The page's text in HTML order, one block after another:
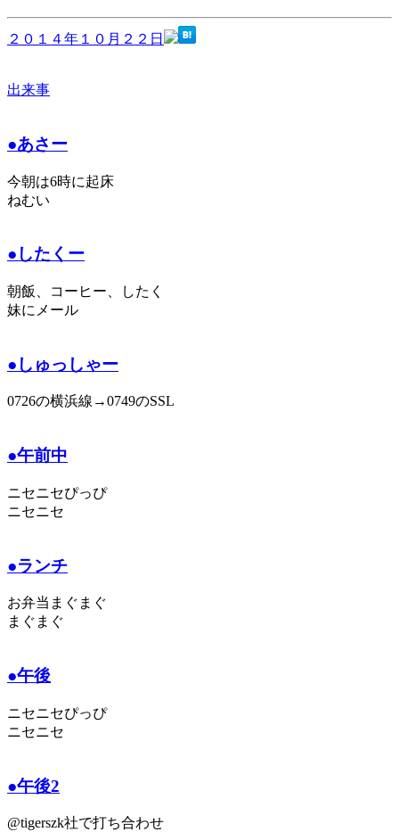
２０１４年１０月２２日
出来事
●あさー
今朝は6時に起床
ねむい
●したくー
朝飯、コーヒー、したく
妹にメール
●しゅっしゃー
0726の横浜線→0749のSSL
●午前中
ニセニセぴっぴ
ニセニセ
●ランチ
お弁当まぐまぐ
まぐまぐ
●午後
ニセニセぴっぴ
ニセニセ
●午後2
@tigerszk社で打ち合わせ